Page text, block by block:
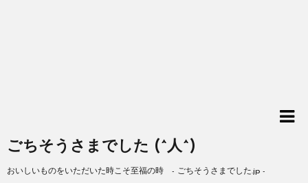
ごちそうさまでした (^人^)
おいしいものをいただいた時こそ至福の時 - ごちそうさまでした.jp -